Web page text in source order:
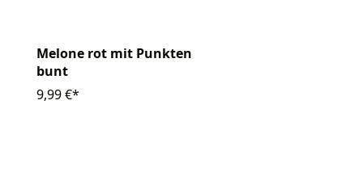
Melone rot mit Punkten
bunt
9,99 €*